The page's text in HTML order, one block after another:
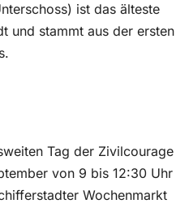
ist das älteste
und stammt aus der ersten
Tag der Zivilcourage
von 9 bis 12:30 Uhr
Wochenmarkt